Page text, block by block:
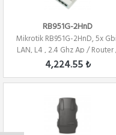
RB951G-2HnD
Mikrotik RB951G-2HnD, 5x
LAN, L4 , 2.4 Ghz Ap /
Fire...
4,224.55 ₺